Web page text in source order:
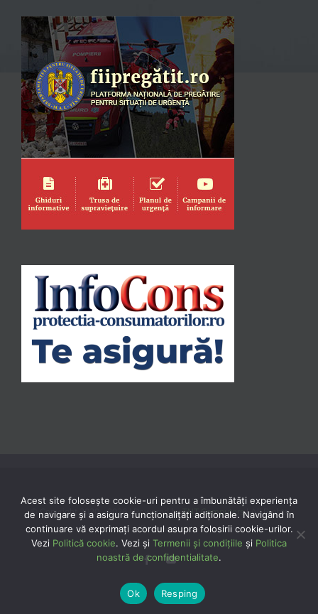
© Copyright 2020 -2026 | Powered byTNT Computers| All Rights
Reserved
FacebookYouTube
Acest site folosește cookie-uri pentru a îmbunătăți experiența
de navigare și a asigura funcționalițăți adiționale. Navigând în
continuare vă exprimaţi acordul asupra folosirii cookie-urilor.
Vezi Politică cookie. Vezi și Termenii și condițiile și Politica
noastră de confidentialitate.
Ok Resping